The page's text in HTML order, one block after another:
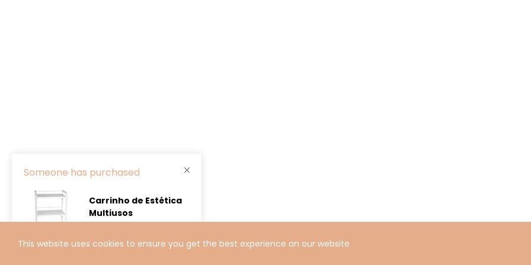
Someone has purchased
Carrinho de Estética
Multiusos
This website uses cookies to ensure you get the best experience on our website